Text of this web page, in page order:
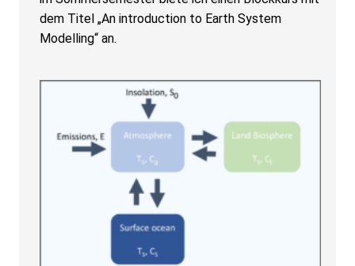
dem Titel „An introduction to Earth System
Modelling“ an.